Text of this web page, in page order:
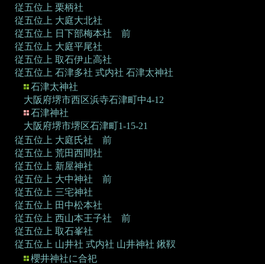
従五位上 栗柄社
従五位上 大庭大北社
従五位上 日下部梅本社 前
従五位上 大庭平尾社
従五位上 取石伊止高社
従五位上 石津多社 式内社 石津太神社
石津太神社
大阪府堺市西区浜寺石津町中4-12
石津神社
大阪府堺市堺区石津町1-15-21
従五位上 大庭氏社 前
従五位上 荒田西間社
従五位上 新屋神社
従五位上 大中神社 前
従五位上 三宅神社
従五位上 田中松本社
従五位上 西山本王子社 前
従五位上 取石峯社
従五位上 山井社 式内社 山井神社 鍬靫
櫻井神社に合祀